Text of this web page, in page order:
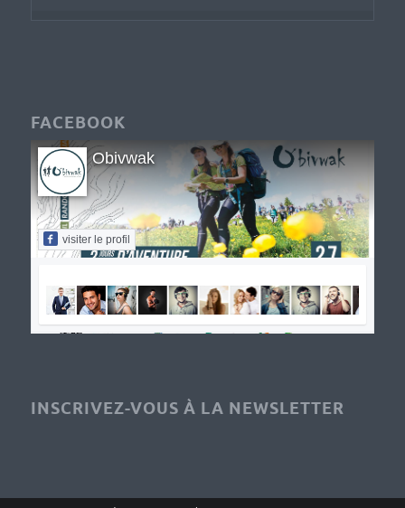
FACEBOOK
Obivwak
visiter le profil
INSCRIVEZ-VOUS À LA NEWSLETTER